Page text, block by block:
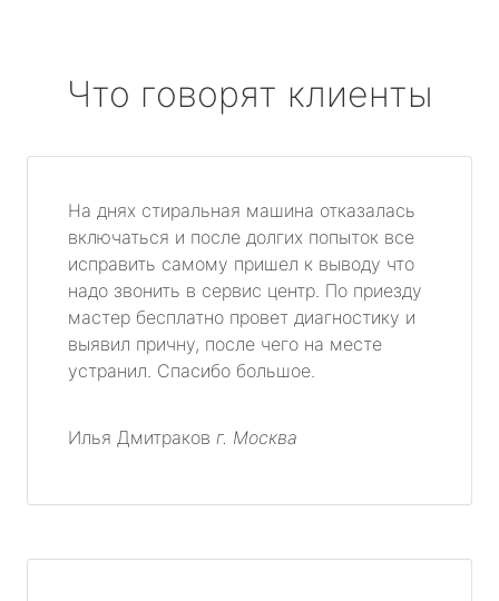
Что говорят клиенты
На днях стиральная машина отказалась
включаться и после долгих попыток все
исправить самому пришел к выводу что
надо звонить в сервис центр. По приезду
мастер бесплатно провет диагностику и
выявил причну, после чего на месте
устранил. Спасибо большое.
Илья Дмитраков г. Москва